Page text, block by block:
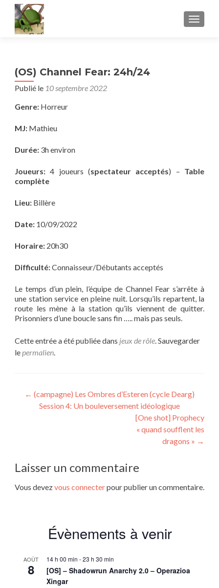
(OS) Channel Fear: 24h/24
Publié le 10 septembre 2022
Genre: Horreur
MJ: Mathieu
Durée: 3h environ
Joueurs:4 joueurs (spectateur acceptés) – Table
complète
Lieu: Billère
Date: 10/09/2022
Horaire: 20h30
Difficulté:Connaisseur/Débutants acceptés
Le temps d’un plein, l’équipe de Channel Fear s’arrête à
une station service en pleine nuit. Lorsqu’ils repartent, la
route les mène à la station qu’ils viennent de quitter.
Prisonniers d’une boucle sans fin ….. mais pas seuls.
Cette entrée a été publiée dans jeux de rôle. Sauvegarder
lepermalien.
Navigation
← (campagne) Les Ombres d’Esteren (cycle Dearg)
Session 4: Un bouleversement idéologique
[One shot] Prophecy
« quand soufflent les
dragons » →
Laisser un commentaire
Vous devezvous connecterpour publier un commentaire.
Évènements à venir
AOÛT
8
14 h 00 min -23 h 30 min
[OS] – Shadowrun Anarchy 2.0 – Operazioa
Xingar